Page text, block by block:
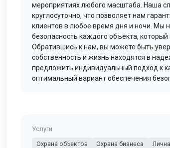
мероприятиях любого масштаба. Наша
круглосуточно, что позволяет нам
клиентов в любое время дня и ночи. Мы
безопасность каждого объекта,
Обратившись к нам, вы можете быть
собственность и жизнь находятся в
предложить индивидуальный подход к
оптимальный вариант обеспечения
Услуги
Охрана объектов
Охрана бизнеса